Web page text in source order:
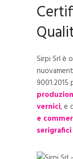
Sirpi Srl è
vernici, e
e